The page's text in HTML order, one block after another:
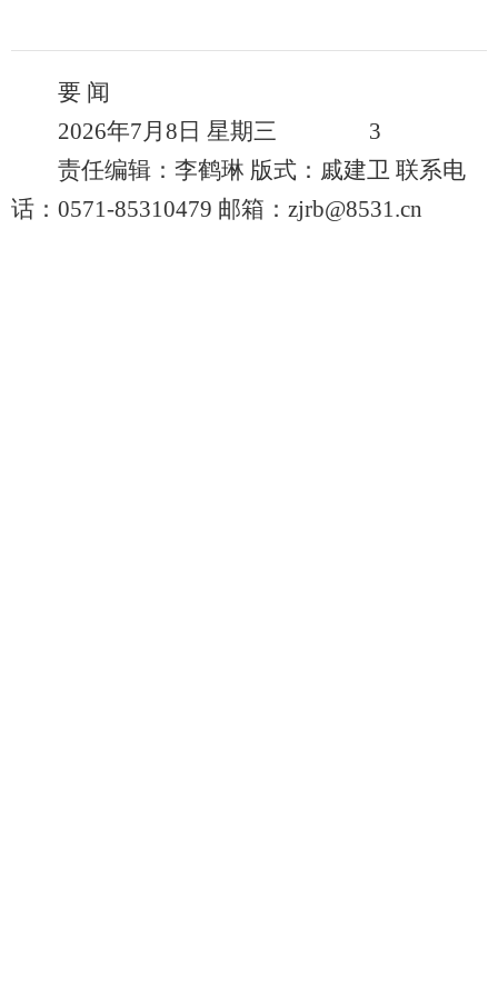
要 闻
2026年7月8日 星期三 3
责任编辑：李鹤琳 版式：戚建卫 联系电
话：0571-85310479 邮箱：zjrb@8531.cn